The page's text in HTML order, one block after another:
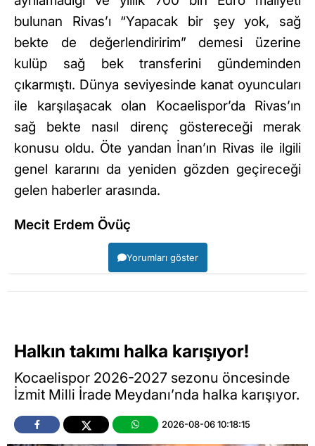
bulunan Rivas’ı “Yapacak bir şey yok, sağ
bekte de değerlendiririm” demesi üzerine
kulüp sağ bek transferini gündeminden
çıkarmıştı. Dünya seviyesinde kanat oyuncuları
ile karşılaşacak olan Kocaelispor’da Rivas’ın
sağ bekte nasıl direnç göstereceği merak
konusu oldu. Öte yandan İnan’ın Rivas ile ilgili
genel kararını da yeniden gözden geçireceği
gelen haberler arasında.
Mecit Erdem Övüç
Yorumları göster
Halkın takımı halka karışıyor!
Kocaelispor 2026-2027 sezonu öncesinde
İzmit Milli İrade Meydanı’nda halka karışıyor.
2026-08-06 10:18:15